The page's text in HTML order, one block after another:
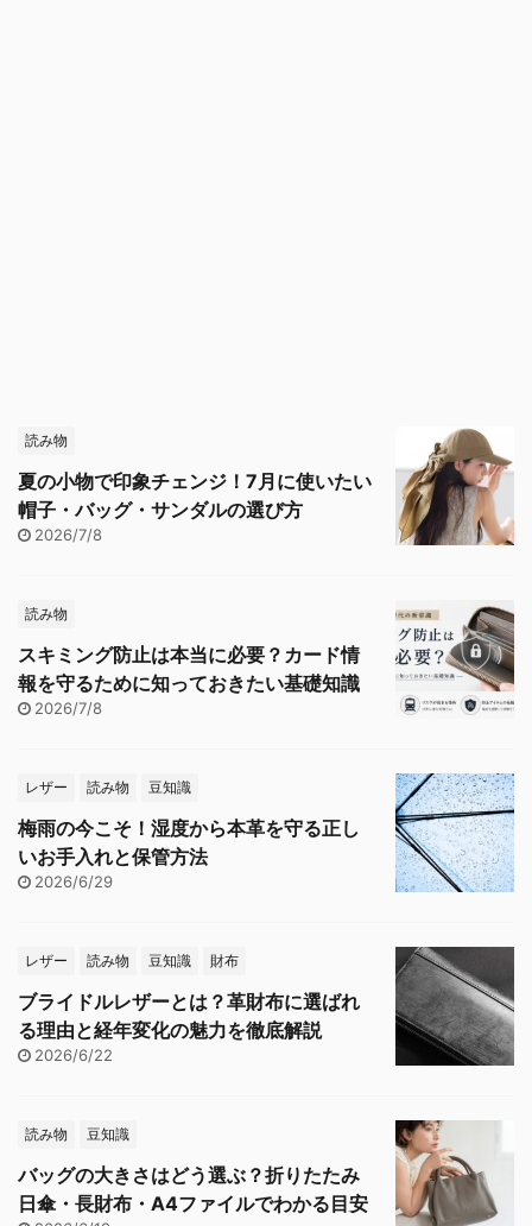
読み物
夏の小物で印象チェンジ！7月に使いたい
帽子・バッグ・サンダルの選び方
2026/7/8
読み物
スキミング防止は本当に必要？カード情
報を守るために知っておきたい基礎知識
2026/7/8
レザー 読み物 豆知識
梅雨の今こそ！湿度から本革を守る正し
いお手入れと保管方法
2026/6/29
レザー 読み物 豆知識 財布
ブライドルレザーとは？革財布に選ばれ
る理由と経年変化の魅力を徹底解説
2026/6/22
読み物 豆知識
バッグの大きさはどう選ぶ？折りたたみ
日傘・長財布・A4ファイルでわかる目安